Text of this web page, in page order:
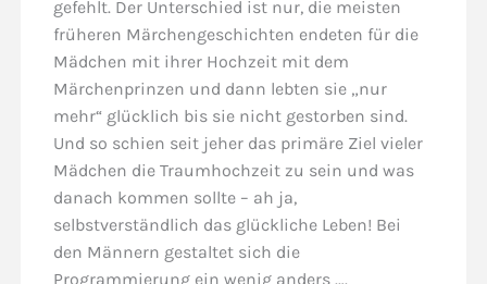
gefehlt. Der Unterschied ist nur, die meisten
früheren Märchengeschichten endeten für die
Mädchen mit ihrer Hochzeit mit dem
Märchenprinzen und dann lebten sie „nur
mehr“ glücklich bis sie nicht gestorben sind.
Und so schien seit jeher das primäre Ziel vieler
Mädchen die Traumhochzeit zu sein und was
danach kommen sollte – ah ja,
selbstverständlich das glückliche Leben! Bei
den Männern gestaltet sich die
Programmierung ein wenig anders ….